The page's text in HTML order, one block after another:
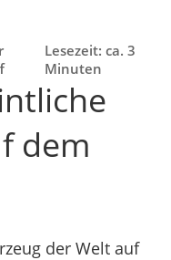
Lesezeit: ca. 3
Minuten
dem
der Welt auf